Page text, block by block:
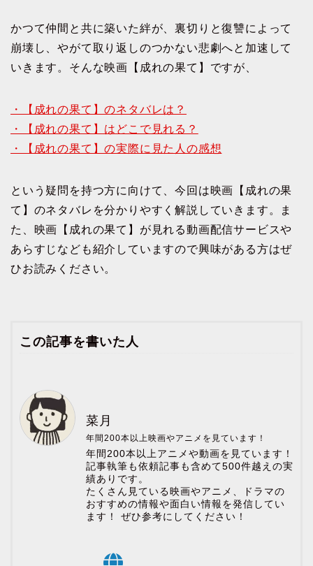
かつて仲間と共に築いた絆が、裏切りと復讐によって
崩壊し、やがて取り返しのつかない悲劇へと加速して
いきます。そんな映画【成れの果て】ですが、
・【成れの果て】のネタバレは？
・【成れの果て】はどこで見れる？
・【成れの果て】の実際に見た人の感想
という疑問を持つ方に向けて、今回は映画【成れの果
て】のネタバレを分かりやすく解説していきます。ま
た、映画【成れの果て】が見れる動画配信サービスや
あらすじなども紹介していますので興味がある方はぜ
ひお読みください。
この記事を書いた人
菜月
年間200本以上映画やアニメを見ています！
年間200本以上アニメや動画を見ています！
記事執筆も依頼記事も含めて500件越えの実
績ありです。
たくさん見ている映画やアニメ、ドラマの
おすすめの情報や面白い情報を発信してい
ます！ ぜひ参考にしてください！